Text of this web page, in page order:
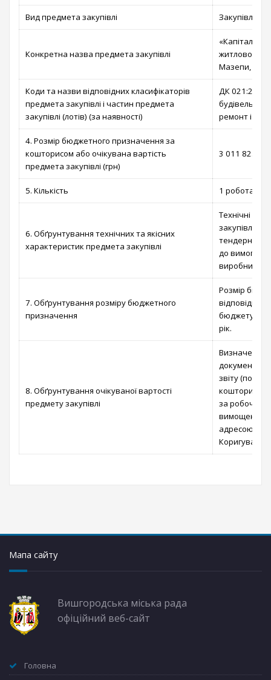
Вид предмета закупівлі Закупівля
Конкретна назва предмета закупівлі
житлового
Мазепи, 3 в
Коди та назви відповідних класифікаторів
предмета закупівлі і частин предмета
закупівлі (лотів) (за наявності)
ДК 021:2015
будівельні
ремонт і
4. Розмір бюджетного призначення за
кошторисом або очікувана вартість
предмета закупівлі (грн)
3 011 825,00
5. Кількість 1 робота
6. Обґрунтування технічних та якісних
характеристик предмета закупівлі
Технічні та
закупівлі
тендерної
до вимог і
виробничих
7. Обґрунтування розміру бюджетного
призначення
Розмір
відповідно
бюджету
рік.
8. Обґрунтування очікуваної вартості
предмету закупівлі
Визначено
звіту
кошторисної
за робочим
вимощення
адресою:
Мапа сайту
Вишгородська міська рада
офіційний веб-сайт
Головна